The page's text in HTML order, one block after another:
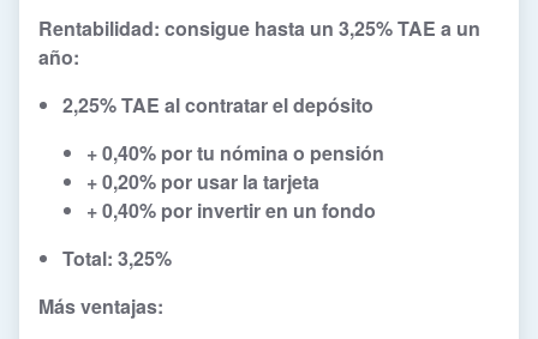
Rentabilidad: consigue hasta un 3,25% TAE a un
año:
2,25% TAE al contratar el depósito
+ 0,40% por tu nómina o pensión
+ 0,20% por usar la tarjeta
+ 0,40% por invertir en un fondo
Total: 3,25%
Más ventajas: